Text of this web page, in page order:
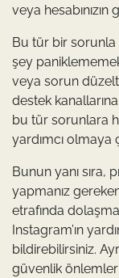
veya
Bu tür bir sorunla
şey
veya sorun
destek
bu tür sorunlara
yardımcı olmaya
Bunun yanı
yapmanız
etrafında
Instagram’ın
bildirebilirsiniz.
güvenlik